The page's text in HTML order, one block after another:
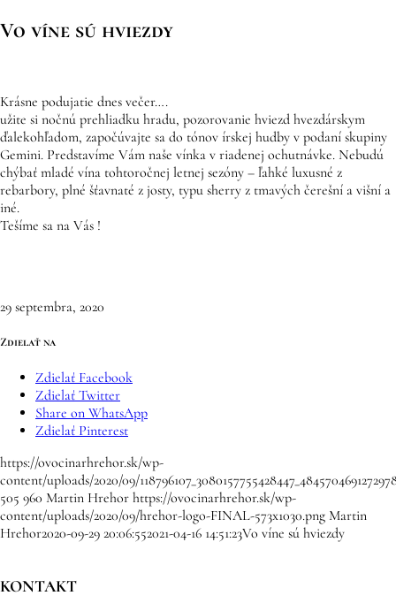
Vo víne sú hviezdy
Krásne podujatie dnes večer….
užite si nočnú prehliadku hradu, pozorovanie hviezd hvezdárskym
ďalekohľadom, započúvajte sa do tónov írskej hudby v podaní skupiny
Gemini. Predstavíme Vám naše vínka v riadenej ochutnávke. Nebudú
chýbať mladé vína tohtoročnej letnej sezóny – ľahké luxusné z
rebarbory, plné šťavnaté z josty, typu sherry z tmavých čerešní a višní a
iné.
Tešíme sa na Vás !
29 septembra, 2020
Zdielať na
Zdielať Facebook
Zdielať Twitter
Share on WhatsApp
Zdielať Pinterest
https://ovocinarhrehor.sk/wp-
content/uploads/2020/09/
505 960 Martin Hrehor https://ovocinarhrehor.sk/wp-
content/uploads/2020/09/hrehor-logo-FINAL-573x1030.png Martin
Hrehor2020-09-29 20:06:552021-04-16 14:51:23Vo víne sú hviezdy
KONTAKT